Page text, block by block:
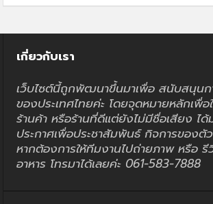
เกี่ยวกับเรา
เว็บไซต์นี้ถูกพัฒนาขึ้นมาเพื่อ สนับสนุนก
ของประเทศไทยค่ะ โดยจุดหมายหลักเพื่อ
ร้านค้า หรือร้านที่ดีแต่ยังไม่มีชื่อเสียง ได้
ประกาศเพื่อประชาสัมพันธ์ กิจการของตั
หากต้องการให้ทีมงานไปถ่ายภาพ หรือ
อาหาร โทรมาได้เลยค่ะ 061-583-7888